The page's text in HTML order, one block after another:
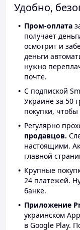
Удобно,
Пром-оплата
получает
осмотрит и
деньги
нужно
почте.
С подпиской
Украине за 50
покупки, чтобы
Регулярно
продавцов.
настоящими.
главной
Крупные
24 платежей.
банке.
Приложение
украинском
в Google Play.